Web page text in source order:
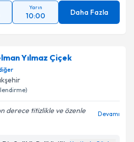
Yarın
10:00 Daha Fazla
Yılmaz Çiçek
derece titizlikle ve özenle
Devamı